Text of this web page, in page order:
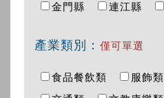
金門縣
連江縣
產業類別： 僅可單選
食品餐飲類 服飾